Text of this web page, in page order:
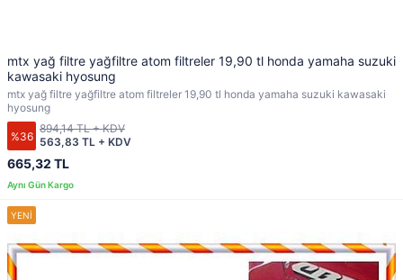
mtx yağ filtre yağfiltre atom filtreler 19,90 tl honda yamaha suzuki
kawasaki hyosung
mtx yağ filtre yağfiltre atom filtreler 19,90 tl honda yamaha suzuki kawasaki
hyosung
%36
665,32 TL
563,83 TL + KDV
894,14 TL + KDV